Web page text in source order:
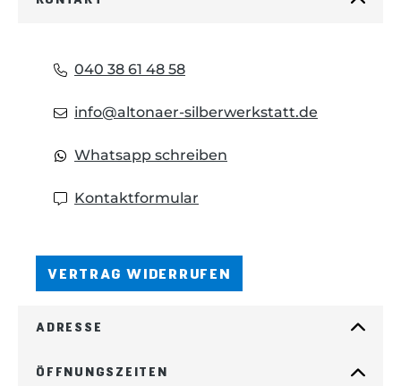
040 38 61 48 58
info@altonaer-silberwerkstatt.de
Whatsapp schreiben
Kontaktformular
VERTRAG WIDERRUFEN
ADRESSE
ÖFFNUNGSZEITEN